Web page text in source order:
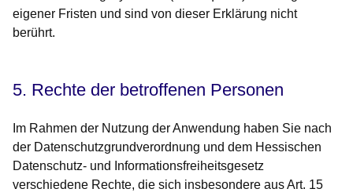
eigener Fristen und sind von dieser Erklärung nicht
berührt.
5. Rechte der betroffenen Personen
Im Rahmen der Nutzung der Anwendung haben Sie nach
der Datenschutzgrundverordnung und dem Hessischen
Datenschutz- und Informationsfreiheitsgesetz
verschiedene Rechte, die sich insbesondere aus Art. 15